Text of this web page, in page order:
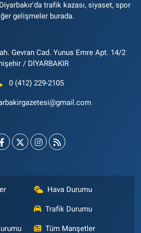
trafik kazası, siyaset, spor
gelişmeler burada.
Gevran Cad. Yunus Emre Apt. 14/2
/ DİYARBAKIR
0 (412) 229-2105
Hava Durumu
Trafik Durumu
Tüm Manşetler